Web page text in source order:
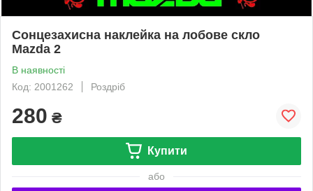
Сонцезахисна наклейка на лобове скло
Mazda 2
В наявності
Код: 2001262
Роздріб
280 ₴
Купити
або